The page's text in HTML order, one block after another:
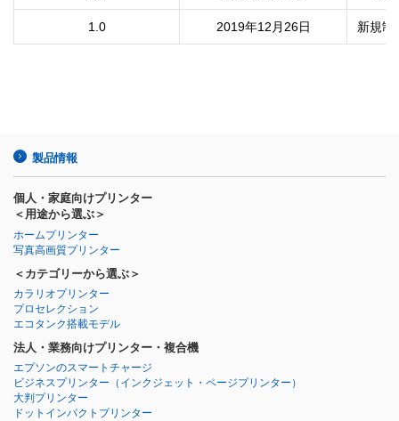
1.0 2019年12月26日 新規制
製品情報
個人・家庭向けプリンター
＜用途から選ぶ＞
ホームプリンター
写真高画質プリンター
＜カテゴリーから選ぶ＞
カラリオプリンター
プロセレクション
エコタンク搭載モデル
法人・業務向けプリンター・複合機
エプソンのスマートチャージ
ビジネスプリンター （インクジェット・ページプリンター）
大判プリンター
ドットインパクトプリンター